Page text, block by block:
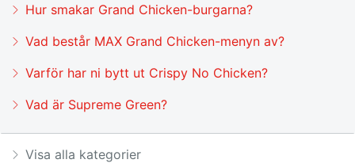
Hur smakar Grand Chicken-burgarna?
Vad består MAX Grand Chicken-menyn av?
Varför har ni bytt ut Crispy No Chicken?
Vad är Supreme Green?
Visa alla kategorier